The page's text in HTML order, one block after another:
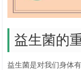
益生菌的
益生菌是对我们身体